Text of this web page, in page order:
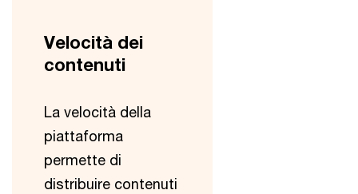
Velocità dei
contenuti
La velocità della
piattaforma
permette di
distribuire contenuti